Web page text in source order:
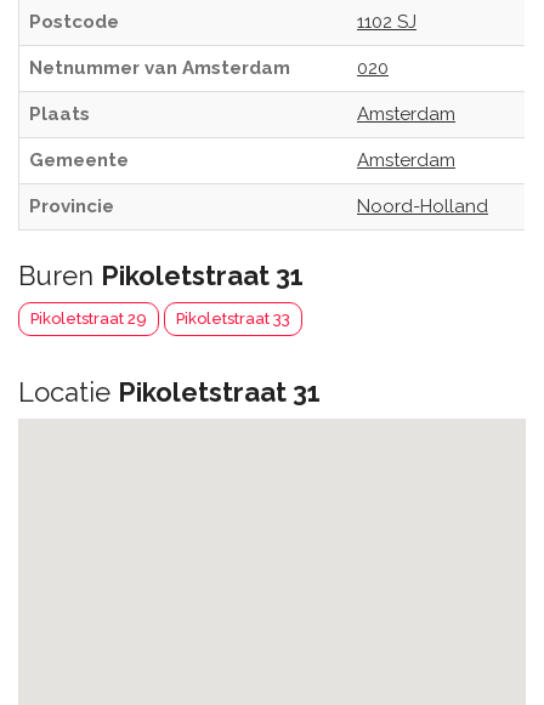
Postcode 1102 SJ
Netnummer van Amsterdam 020
Plaats Amsterdam
Gemeente Amsterdam
Provincie Noord-Holland
Buren Pikoletstraat 31
Pikoletstraat 29 Pikoletstraat 33
Locatie Pikoletstraat 31